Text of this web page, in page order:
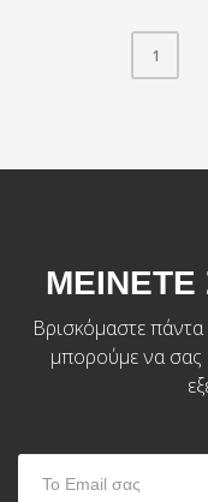
1
ΜΕΙΝΕΤΕ
Βρισκόμαστε πάντα
μπορούμε να σας